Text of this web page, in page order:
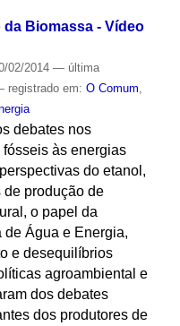
Biomassa - Vídeo
02/2014 — última
registrado em: O Comum
debates nos
às energias
do etanol,
produção de
o papel da
de Água e Energia,
e desequilíbrios
agroambiental e
dos debates
dos produtores de